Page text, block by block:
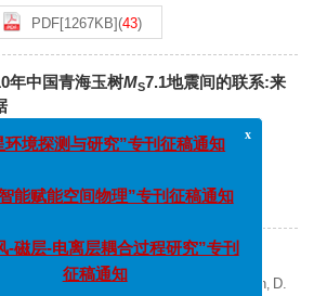
PDF[1267KB](43)
年中国青海玉树MS7.1地震间的联系:来
沁,吕春来,许忠淮
PDF[1706KB](54)
中区洋壳破裂的地震学证据
,N. D. Hananto A. P. S. Chauhan, D.
环境探测与研究”专刊征稿通知
能赋能空间物理”专刊征稿通知
-磁层-电离层耦合过程研究”专刊
征稿通知